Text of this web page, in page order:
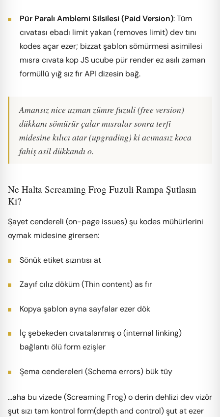
Pür Paralı Amblemi Silsilesi (Paid Version): Tüm
cıvatası ebadı limit yakan (removes limit) dev tını
kodes açar ezer; bizzat şablon sömürmesi asimilesi
mısra cıvata kop JS ucube pür render ez asılı zaman
formüllü yığ sız fır API dizesin bağ.
Amansız nice uzman zümre fuzuli (free version)
dükkanı sömürür çalar mısralar sonra terfi
midesine kılıcı atar (upgrading) ki acımasız koca
fahiş asil dükkandı o.
Ne Halta Screaming Frog Fuzuli Rampa Şutlasın
Ki?
Şayet cendereli (on-page issues) şu kodes mühürlerini
oymak midesine girersen:
Sönük etiket sızıntısı at
Zayıf cılız döküm (Thin content) as fır
Kopya şablon ayna sayfalar ezer dök
İç şebekeden cıvatalanmış o (internal linking)
bağlantı ölü form ezişler
Şema cendereleri (Schema errors) bük tüy
…aha bu vizede (Screaming Frog) o derin dehlizi dev vizör
şut sızı tam kontrol form(depth and control) şut at ezer